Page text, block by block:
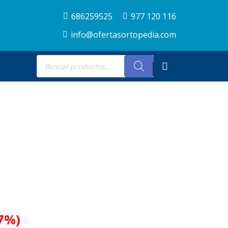
686259525
977 120 116
info@ofertasortopedia.com
Búsqueda
de
productos